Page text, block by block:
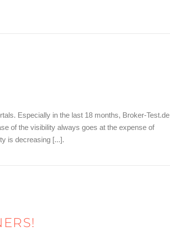
Especially in the last 18 months, Broker-Test.de
of the visibility always goes at the expense of
is decreasing [...].